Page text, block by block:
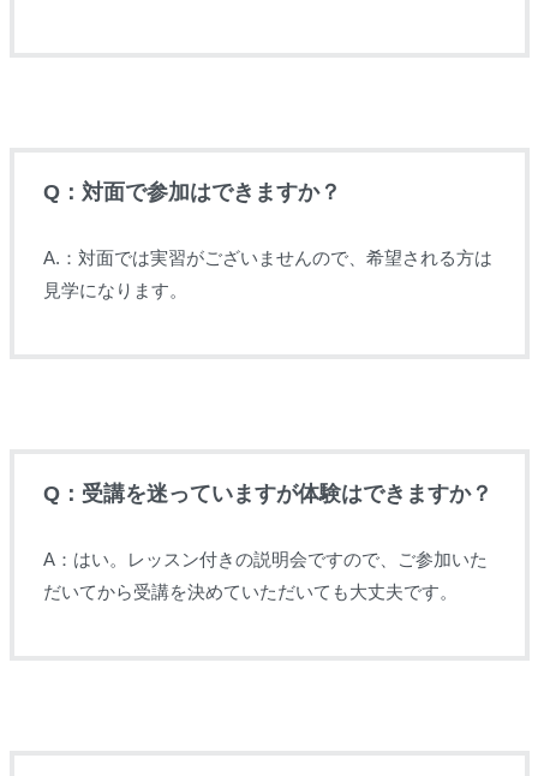
Q：対面で参加はできますか？
A.：対面では実習がございませんので、希望される方は
見学になります。
Q：受講を迷っていますが体験はできますか？
A：はい。レッスン付きの説明会ですので、ご参加いた
だいてから受講を決めていただいても大丈夫です。